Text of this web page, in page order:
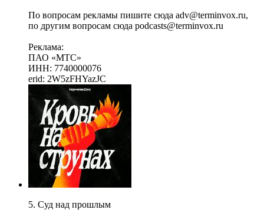
По вопросам рекламы пишите сюда adv@terminvox.ru,
по другим вопросам сюда podcasts@terminvox.ru
Реклама:
ПАО «МТС»
ИНН: 7740000076
erid: 2W5zFHYazJC
5. Суд над прошлым